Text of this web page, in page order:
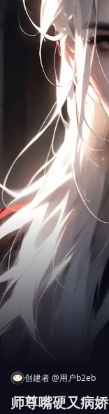
创建者@用户b2eb
师尊嘴硬又病娇